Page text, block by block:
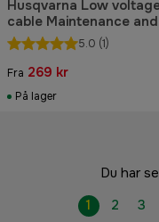
Husqvarna Low
cable Maintenance and
spare part 5.0 (1)
Fra 269 kr
På lager
Du har
1
2 3